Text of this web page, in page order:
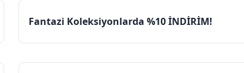
Fantazi Koleksiyonlarda %10 İNDİRİM!